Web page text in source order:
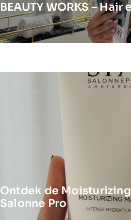
BEAUTY WORKS –
Ontdek de
Salonne Pro